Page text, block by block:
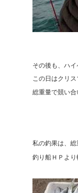
その後も、ハイ
この日はクリ
総重量で競い合
私の釣果は、総
釣り船ＨＰより